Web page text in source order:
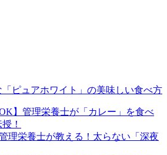
「ピュアホワイト」の美味しい食べ方
】管理栄養士が「カレー」を食べ
！
理栄養士が教える！太らない「深夜